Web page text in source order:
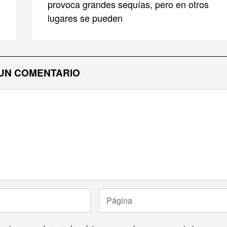
provoca grandes sequías, pero en otros
lugares se pueden
COMENTARIO